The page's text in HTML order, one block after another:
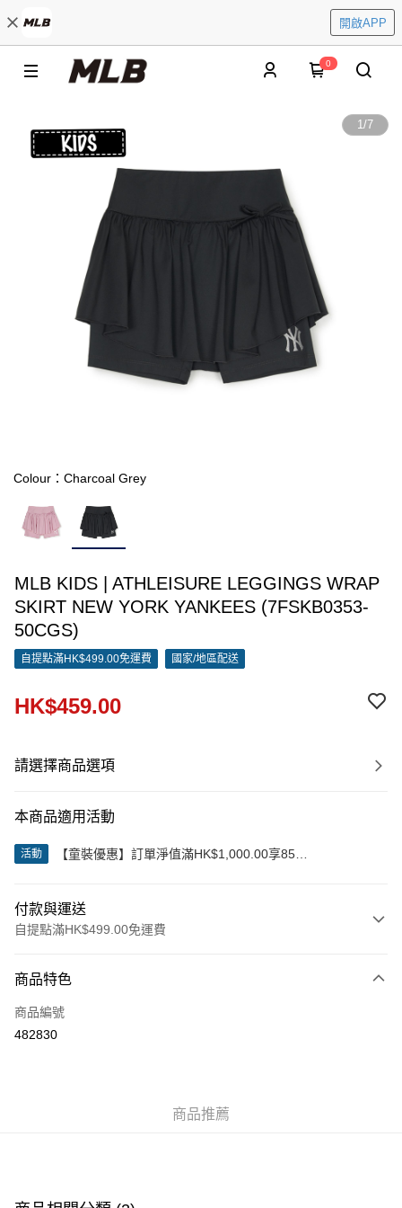
開啟APP
0
1/7
Colour：Charcoal Grey
MLB KIDS | ATHLEISURE LEGGINGS WRAP
SKIRT NEW YORK YANKEES (7FSKB0353-
50CGS)
自提點滿HK$499.00免運費 國家/地區配送
HK$459.00
請選擇商品選項
本商品適用活動
活動
【童裝優惠】訂單淨值滿HK$1,000.00享85
付款與運送
自提點滿HK$499.00免運費
信用卡
Apple Pay
商品特色
商品編號
482830
商品推薦